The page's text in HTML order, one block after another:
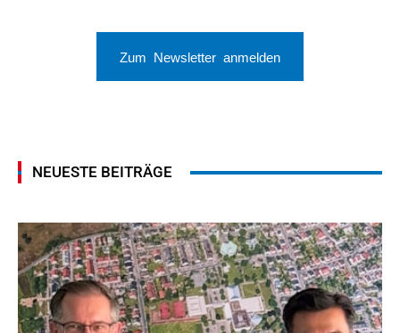
Zum Newsletter anmelden
NEUESTE BEITRÄGE